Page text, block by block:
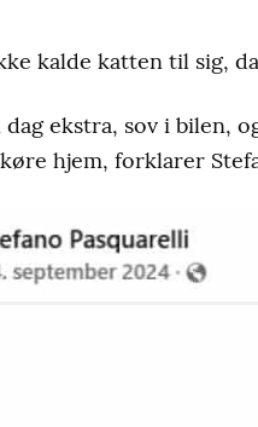
kalde katten til sig,
ekstra, sov i bilen,
hjem, forklarer